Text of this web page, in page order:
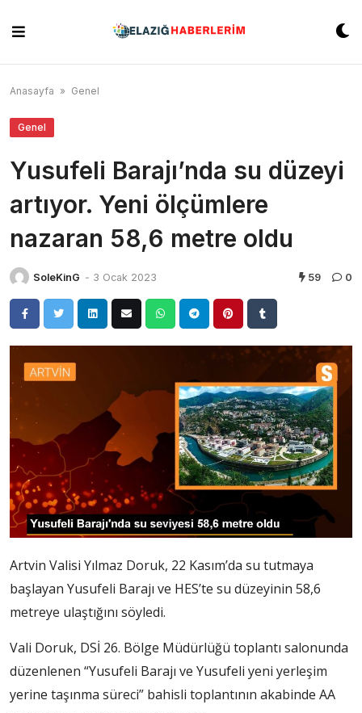
content
Anasayfa » Genel
Genel
Yusufeli Barajı’nda su düzeyi
artıyor. Yeni ölçümlere
nazaran 58,6 metre oldu
SoleKinG - 3 Ocak 2023 59 0
Artvin Valisi Yılmaz Doruk, 22 Kasım’da su tutmaya
başlayan Yusufeli Barajı ve HES’te su düzeyinin 58,6
metreye ulaştığını söyledi.
Vali Doruk, DSİ 26. Bölge Müdürlüğü toplantı salonunda
düzenlenen “Yusufeli Barajı ve Yusufeli yeni yerleşim
yerine taşınma süreci” bahisli toplantının akabinde AA